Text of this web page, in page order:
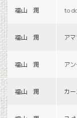
福山 潤 to
福山 潤 ア
福山 潤 ア
福山 潤 カ